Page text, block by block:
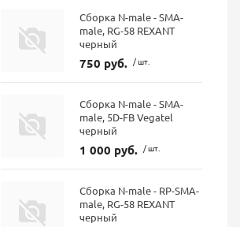
Сборка N-male - SMA-
male, RG-58 REXANT
черный
750 руб. / шт.
Сборка N-male - SMA-
male, 5D-FB Vegatel
черный
1 000 руб. / шт.
Сборка N-male - RP-SMA-
male, RG-58 REXANT
черный